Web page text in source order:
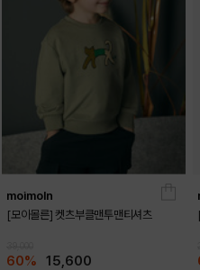
moimoln
[모이몰른] 켓츠부클맨투맨티셔츠
60% 15,600